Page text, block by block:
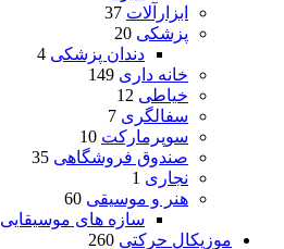
ابزارآلات 37
پزشکی 20
دندان پزشکی 4
خانه داری 149
خیاطی 12
سفالگری 7
سوپرمارکت 10
صندوق فروشگاهی 35
نجاری 1
هنر و موسیقی 60
سازه های موسیقایی
موزیکال حرکتی 260